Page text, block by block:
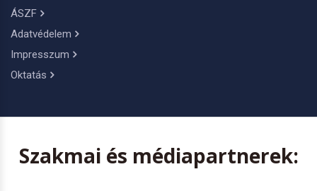
ÁSZF
Adatvédelem
Impresszum
Oktatás
Szakmai és médiapartnerek: